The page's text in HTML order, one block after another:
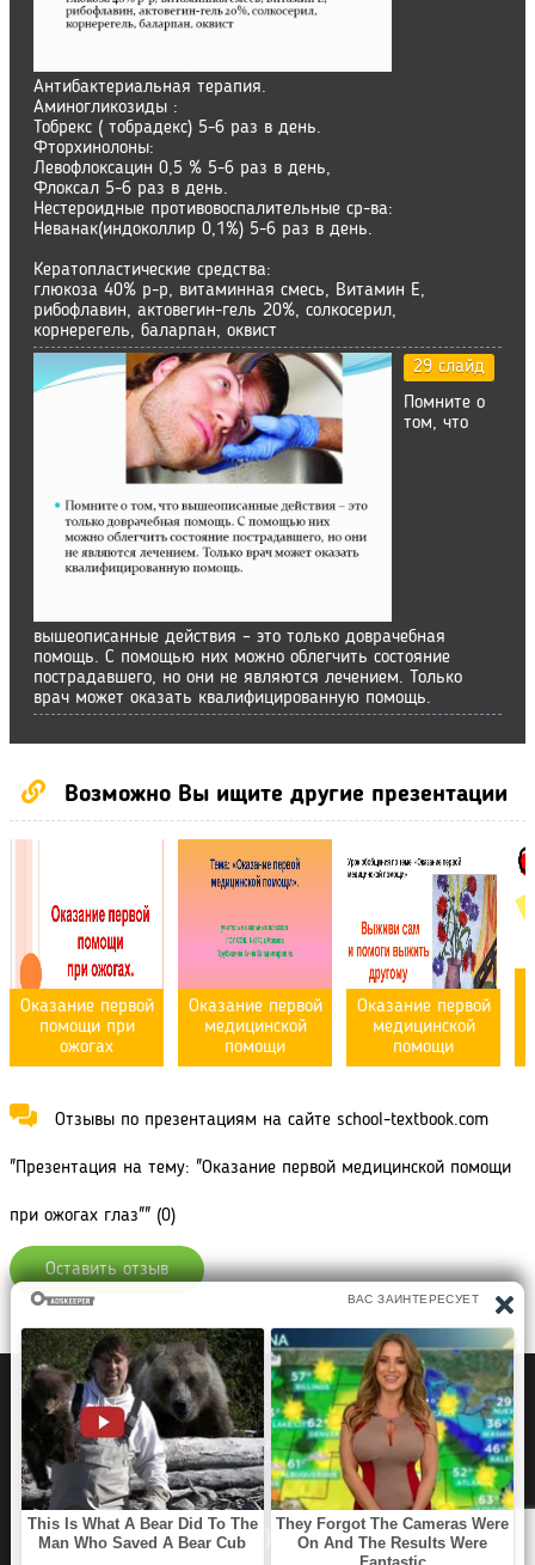
Антибактериальная терапия.
Аминогликозиды :
Тобрекс ( тобрадекс) 5-6 раз в день.
Фторхинолоны:
Левофлоксацин 0,5 % 5-6 раз в день,
Флоксал 5-6 раз в день.
Нестероидные противовоспалительные ср-ва:
Неванак(индоколлир 0,1%) 5-6 раз в день.
Кератопластические средства:
глюкоза 40% р-р, витаминная смесь, Витамин Е,
рибофлавин, актовегин-гель 20%, солкосерил,
корнерегель, баларпан, оквист
29 слайд
Помните о
том, что
вышеописанные действия – это только доврачебная
помощь. С помощью них можно облегчить состояние
пострадавшего, но они не являются лечением. Только
врач может оказать квалифицированную помощь.
Возможно Вы ищите другие презентации
Оказание первой
помощи при
ожогах
Оказание первой
медицинской
помощи
Оказание первой
медицинской
помощи
Отзывы по презентациям на сайте school-textbook.com
"Презентация на тему: "Оказание первой медицинской помощи
при ожогах глаз"" (0)
Оставить отзыв
SCHOOL TEXTBOOK
Политика конфиденциальности
Правообладателям
Рефераты Дипломы Курсовые работы
Читать книги
Аудиокниги
Раскраски для детей
Загадки, Игры Головоломки